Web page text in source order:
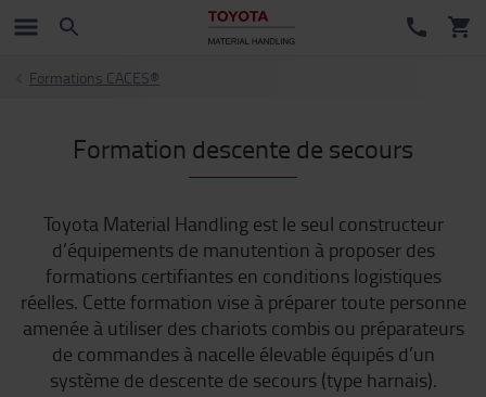
Formations CACES®
Formation descente de secours
Toyota Material Handling est le seul constructeur
d’équipements de manutention à proposer des
formations certifiantes en conditions logistiques
réelles. Cette formation vise à préparer toute personne
amenée à utiliser des chariots combis ou préparateurs
de commandes à nacelle élevable équipés d’un
système de descente de secours (type harnais).